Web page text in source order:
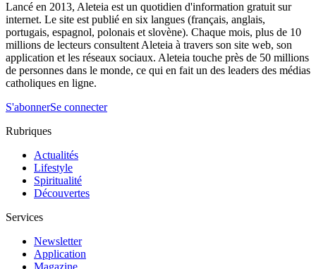
Lancé en 2013, Aleteia est un quotidien d'information gratuit sur
internet. Le site est publié en six langues (français, anglais,
portugais, espagnol, polonais et slovène). Chaque mois, plus de 10
millions de lecteurs consultent Aleteia à travers son site web, son
application et les réseaux sociaux. Aleteia touche près de 50 millions
de personnes dans le monde, ce qui en fait un des leaders des médias
catholiques en ligne.
S'abonnerSe connecter
Rubriques
Actualités
Lifestyle
Spiritualité
Découvertes
Services
Newsletter
Application